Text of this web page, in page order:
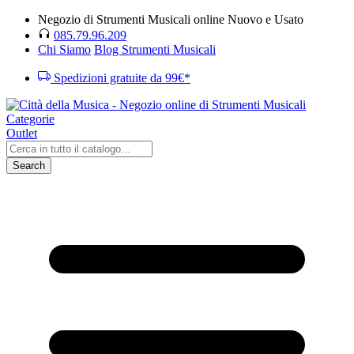
Negozio di Strumenti Musicali online Nuovo e Usato
085.79.96.209
Chi Siamo Blog Strumenti Musicali
Spedizioni gratuite da 99€*
Categorie
Outlet
Search